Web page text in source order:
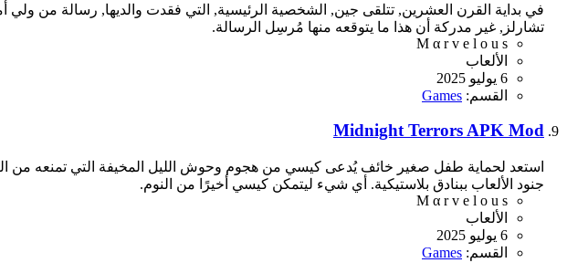
في بداية القرن العشرين, تتلقى جين, الشخصية الرئيسية, التي فقدت والديها, رسالة من
تشارلز, غير مدركة أن هذا ما يتوقعه منها مُرسِل الرسالة.
M α r v e l o u s
الألعاب
6 يوليو 2025
القسم: Games
Midnight Terrors APK Mod
استعد لحماية طفل صغير خائف يُدعى كيسي من هجوم وحوش الليل المخيفة التي تمنعه من
جنود الألعاب ببنادق بلاستيكية. أي شيء ليتمكن كيسي أخيرًا من النوم.
M α r v e l o u s
الألعاب
6 يوليو 2025
القسم: Games